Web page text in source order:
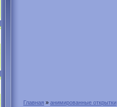
Главная » анимированные открытки